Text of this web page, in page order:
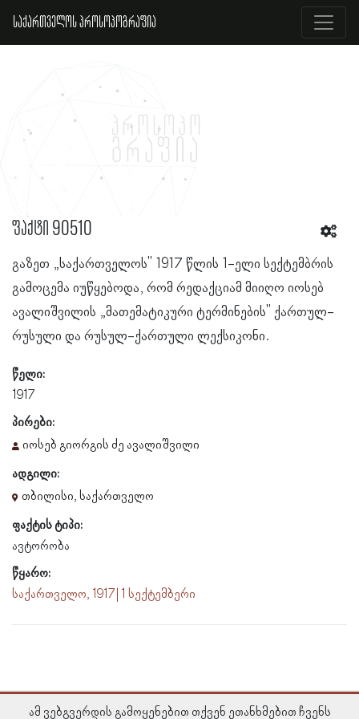
საქართველოს პროსოპოგრაფია
ფაქტი 90510
გაზეთ „საქართველოს" 1917 წლის 1-ელი სექტემბრის
გამოცემა იუწყებოდა, რომ რედაქციამ მიიღო იოსებ
ავალიშვილის „მათემატიკური ტერმინების" ქართულ-
რუსული და რუსულ-ქართული ლექსიკონი.
წელი:
1917
პირები:
იოსებ გიორგის ძე ავალიშვილი
ადგილი:
თბილისი, საქართველო
ფაქტის ტიპი:
ავტორობა
წყარო:
საქართველო, 1917 | 1 სექტემბერი
ამ ვებგვერდის გამოყენებით თქვენ ეთანხმებით ჩვენს